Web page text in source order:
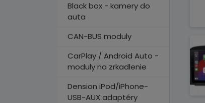
Black box - kamery do
auta
CAN-BUS moduly
CarPlay / Android Auto -
moduly na zrkadlenie
Dension iPod/iPhone-
USB-AUX adaptéry